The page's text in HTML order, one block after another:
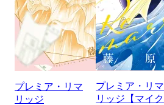
プレミア・リマ
リッジ
プレミア・リマ
リッジ【マイク